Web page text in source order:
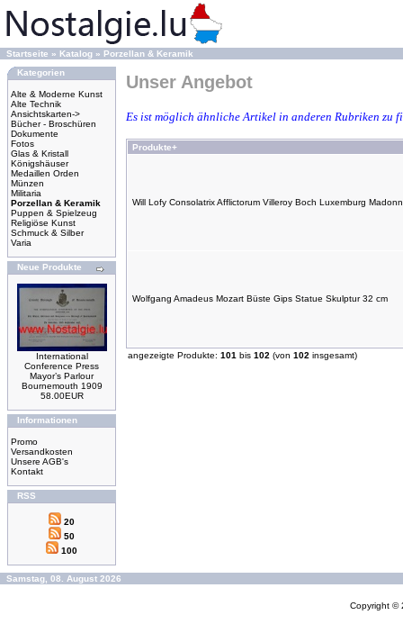
Startseite » Katalog » Porzellan & Keramik
Kategorien
Alte & Moderne Kunst
Alte Technik
Ansichtskarten->
Bücher - Broschüren
Dokumente
Fotos
Glas & Kristall
Königshäuser
Medaillen Orden
Münzen
Militaria
Porzellan & Keramik
Puppen & Spielzeug
Religiöse Kunst
Schmuck & Silber
Varia
Neue Produkte
International
Conference Press
Mayor’s Parlour
Bournemouth 1909
58.00EUR
Informationen
Promo
Versandkosten
Unsere AGB's
Kontakt
RSS
20
50
100
Unser Angebot
Es ist möglich ähnliche Artikel in anderen Rubriken zu
Produkte+
Will Lofy Consolatrix Afflictorum Villeroy Boch Luxemburg Madonn
Wolfgang Amadeus Mozart Büste Gips Statue Skulptur 32 cm
angezeigte Produkte: 101 bis 102 (von 102 insgesamt)
Samstag, 08. August 2026
Copyright ©